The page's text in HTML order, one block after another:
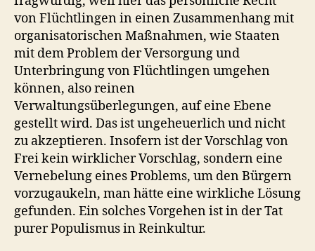
von Flüchtlingen in einen Zusammenhang mit
organisatorischen Maßnahmen, wie Staaten
mit dem Problem der Versorgung und
Unterbringung von Flüchtlingen umgehen
können, also reinen
Verwaltungsüberlegungen, auf eine Ebene
gestellt wird. Das ist ungeheuerlich und nicht
zu akzeptieren. Insofern ist der Vorschlag von
Frei kein wirklicher Vorschlag, sondern eine
Vernebelung eines Problems, um den Bürgern
vorzugaukeln, man hätte eine wirkliche Lösung
gefunden. Ein solches Vorgehen ist in der Tat
purer Populismus in Reinkultur.